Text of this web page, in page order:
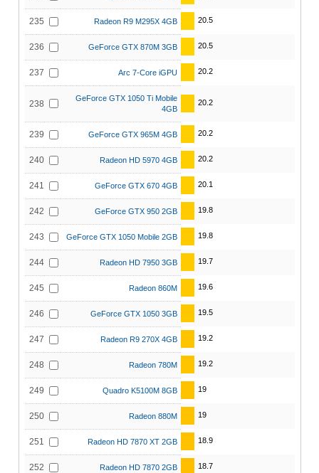
235 Radeon R9 M295X 4GB 20.5
236 GeForce GTX 870M 3GB 20.5
237 Arc 7-Core iGPU 20.2
238
GeForce GTX 1050 Ti Mobile
4GB
20.2
239 GeForce GTX 965M 4GB 20.2
240 Radeon HD 5970 4GB 20.2
241 GeForce GTX 670 4GB 20.1
242 GeForce GTX 950 2GB 19.8
243 GeForce GTX 1050 Mobile 2GB 19.8
244 Radeon HD 7950 3GB 19.7
245 Radeon 860M 19.6
246 GeForce GTX 1050 3GB 19.5
247 Radeon R9 270X 4GB 19.2
248 Radeon 780M 19.2
249 Quadro K5100M 8GB 19
250 Radeon 880M 19
251 Radeon HD 7870 XT 2GB 18.9
252 Radeon HD 7870 2GB 18.7